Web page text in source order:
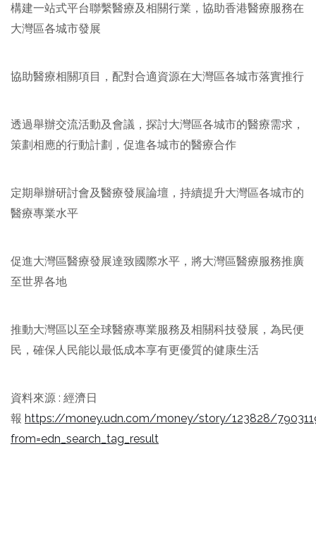
構建一站式平台聯繫醫療及相關行業，協助香港醫療服務在
大灣區各城市發展
協助醫療相關項目，配對合適資源在大灣區各城市落實推行
透過舉辦交流活動及會議，探討大灣區各城市的醫療需求，
策劃相應的行動計劃，促進各城市的醫療合作
定期舉辦研討會及醫療發展論壇，持續提升大灣區各城市的
醫療專業水平
促進大灣區醫療發展達致國際水平，將大灣區醫療服務推廣
至世界各地
推動大灣區以至全球醫療專業服務及相關科技發展，為民便
民，確保人民能以最低成本享有更優質的健康生活
資料來源 : 經濟日
報 https://money.udn.com/money/story/123828/
from=edn_search_tag_result